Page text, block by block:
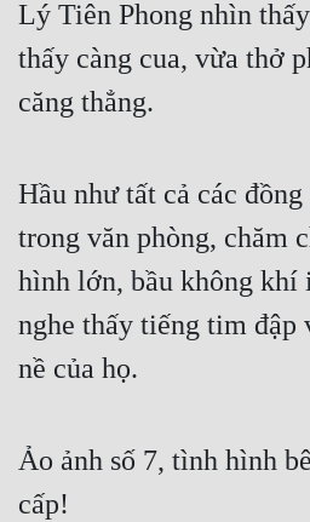
Đẹp
Đẹp Hiệp
Cơ Trí
Sát Phạt Quyết Đoán
Điềm Đạm
Lý Tiên Phong nhìn
thấy càng cua, vừa thở
căng thẳng.
Hầu như tất cả các
trong văn phòng, chăm
hình lớn, bầu không khí
nghe thấy tiếng tim đập
nề của họ.
Ảo ảnh số 7, tình hình
cấp!